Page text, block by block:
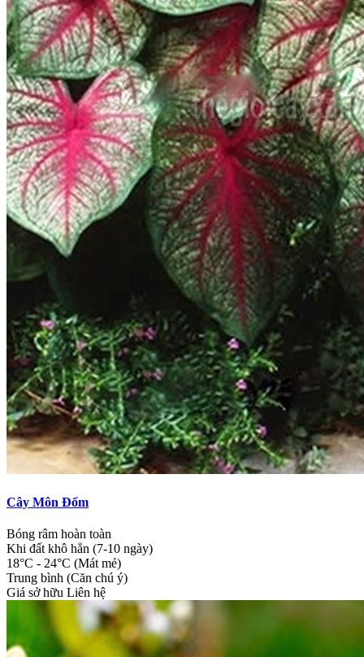
Cây Môn Đốm
Bóng râm hoàn toàn
Khi đất khô hẳn (7-10 ngày)
18°C - 24°C (Mát mẻ)
Trung bình (Căn chú ý)
Giá sở hữu Liên hệ